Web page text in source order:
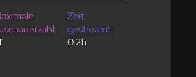
Zeit
gestreamt:
0.2h